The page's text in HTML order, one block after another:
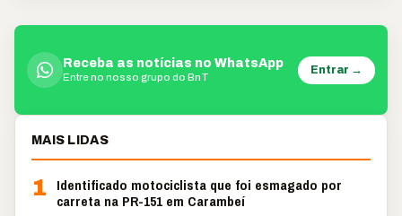
Receba as notícias no WhatsApp
Entre no nosso grupo do BnT
Entrar →
MAIS LIDAS
1
Identificado motociclista que foi esmagado por
carreta na PR-151 em Carambeí